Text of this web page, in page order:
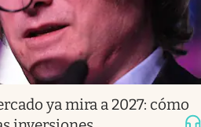
ya mira a 2027: cómo